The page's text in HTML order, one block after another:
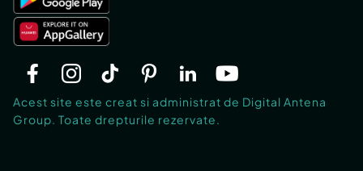
Acest site este creat si administrat de Digital Antena
Group. Toate drepturile rezervate.